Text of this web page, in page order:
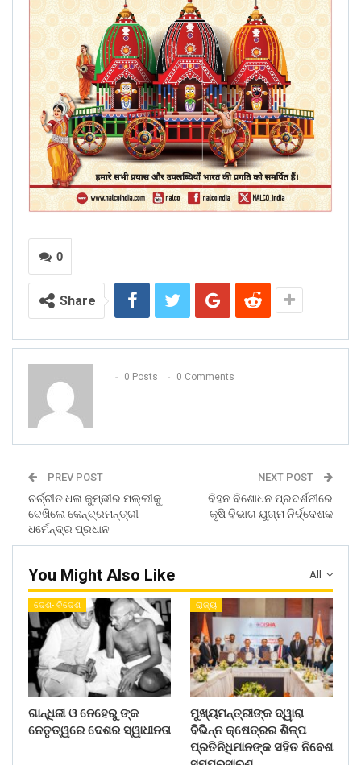
0
Share
0 Posts 0 Comments
PREV POST
ଚର୍ଚ୍ଚୀତ ଧଳା କୁମ୍ଭୀର ମଲ୍ଲୀକୁ
ଦେଖିଲେ କେନ୍ଦ୍ରମନ୍ତ୍ରୀ
ଧର୍ମେନ୍ଦ୍ର ପ୍ରଧାନ
NEXT POST
ବିହନ ବିଶୋଧନ ପ୍ରଦର୍ଶନୀରେ
କୃଷି ବିଭାଗ ଯୁଗ୍ମ ନିର୍ଦ୍ଦେଶକ
All
You Might Also Like
ଦେଶ- ବିଦେଶ
ଗାନ୍ଧିଜୀ ଓ ନେହେରୁ ଙ୍କ
ନେତୃତ୍ୱରେ ଦେଶର ସ୍ୱାଧୀନତା
ରାଜ୍ୟ
ମୁଖ୍ୟମନ୍ତ୍ରୀଙ୍କ ଦ୍ୱାରା
ବିଭିନ୍ନ କ୍ଷେତ୍ରର ଶିଳ୍ପ
ପ୍ରତିନିଧିମାନଙ୍କ ସହିତ ନିବେଶ